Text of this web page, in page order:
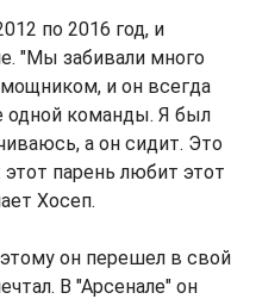
по 2016 год, и
"Мы забивали много
и он всегда
одной команды. Я был
а он сидит. Это
этот парень любит этот
Хосеп.
он перешел в свой
В "Арсенале" он